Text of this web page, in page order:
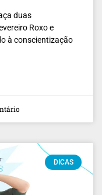
duas
Roxo e
à conscientização
DICAS